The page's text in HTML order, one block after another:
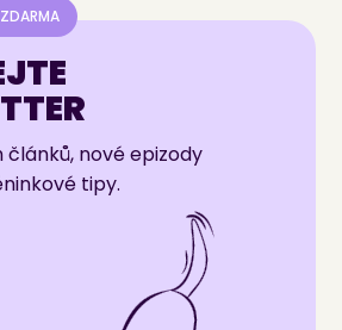
článků, nové epizody
tipy.